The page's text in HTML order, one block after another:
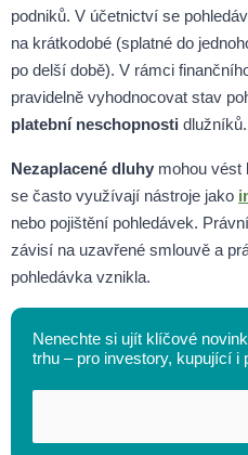
podniků. V účetnictví se
na krátkodobé (splatné do
po delší době). V rámci
pravidelně vyhodnocovat stav
platební neschopnosti dlužníků.
Nezaplacené dluhy mohou vést
se často využívají nástroje jako
nebo pojištění pohledávek.
závisí na uzavřené smlouvě a
pohledávka vznikla.
Nenechte si ujít klíčové
trhu – pro investory, kupující i